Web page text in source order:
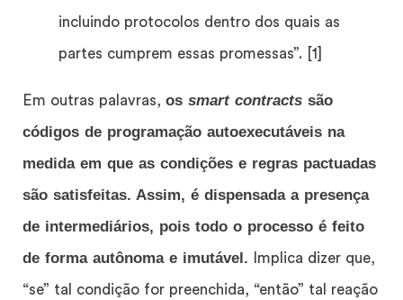
incluindo protocolos dentro dos quais as
partes cumprem essas promessas”. [1]
Em outras palavras, os smart contracts são
códigos de programação autoexecutáveis na
medida em que as condições e regras pactuadas
são satisfeitas. Assim, é dispensada a presença
de intermediários, pois todo o processo é feito
de forma autônoma e imutável. Implica dizer que,
“se” tal condição for preenchida, “então” tal reação